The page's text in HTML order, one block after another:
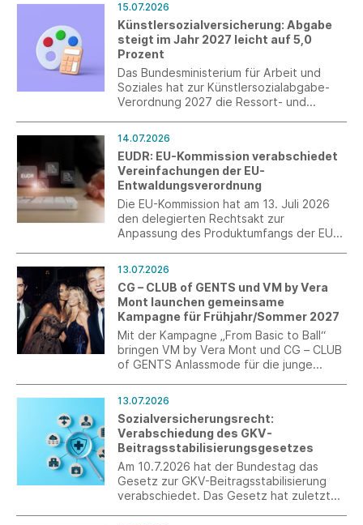
vorgelegt und zur Verbändeanhörung
eingeladen.
15.07.2026
Künstlersozialversicherung: Abgabe
steigt im Jahr 2027 leicht auf 5,0
Prozent
Das Bundesministerium für Arbeit und
Soziales hat zur Künstlersozialabgabe-
Verordnung 2027 die Ressort- und
der Abgabesatz zur
Künstlersozialversicherung 5,0 Prozent
betragen.
14.07.2026
EUDR: EU-Kommission verabschiedet
Vereinfachungen der EU-
Entwaldungsverordnung
Die EU-Kommission hat am 13. Juli 2026
den delegierten Rechtsakt zur
Anpassung des Produktumfangs der EU-
werden insbesondere der
Anwendungsbereich präzisiert und
bürokratische Belastungen für
Unternehmen reduziert.
13.07.2026
CG – CLUB of GENTS und VM by Vera
Mont launchen gemeinsame
Kampagne für Frühjahr/Sommer 2027
Mit der Kampagne „From Basic to Ball“
bringen VM by Vera Mont und CG – CLUB
of GENTS Anlassmode für die junge
perfekt abgestimmte Couple-Outfits.
13.07.2026
Sozialversicherungsrecht:
Verabschiedung des GKV-
Beitragsstabilisierungsgesetzes
Am 10.7.2026 hat der Bundestag das
Gesetz zur GKV-Beitragsstabilisierung
verabschiedet. Das Gesetz hat zuletzt